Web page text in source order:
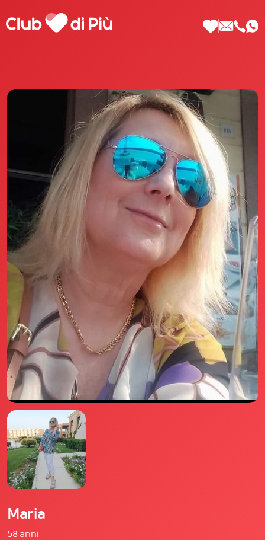
Scopri Club di Più
Le testimonianze Club di Più
La fondatrice Valeria Pilla
Annunci Donne
Agenzia matrimoniale Club di Più
Love Notebook
Il libro Donna di Cuori
Quanto costa Club di Più
Love Academy
Domande Frequenti
Impegno Sociale
Le nostre sedi
Facebook
YouTube
Instagram
TikTok
Maria
58 anni